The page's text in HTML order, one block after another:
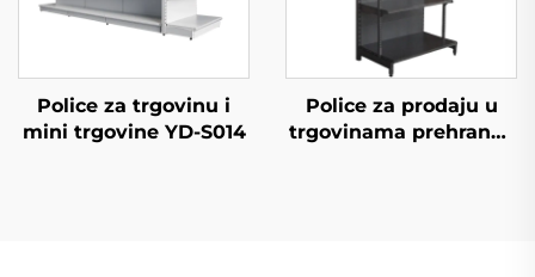
Police za trgovinu i
mini trgovine YD-S014
Police za prodaju u
trgovinama prehrane i